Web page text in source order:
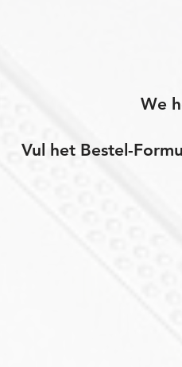
We
Vul het Bestel-